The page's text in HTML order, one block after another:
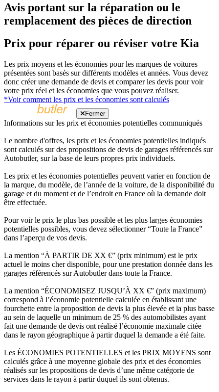
Avis portant sur la réparation ou le
remplacement des pièces de direction
Prix pour réparer ou réviser votre Kia
Les prix moyens et les économies pour les marques de voitures
présentées sont basés sur différents modèles et années. Vous devez
donc créer une demande de devis et comparer les devis pour voir
votre prix réel et les économies que vous pouvez réaliser.
*Voir comment les prix et les économies sont calculés
Fermer
Informations sur les prix et économies potentielles communiqués
Le nombre d'offres, les prix et les économies potentielles indiqués
sont calculés sur des propositions de devis de garages référencés sur
Autobutler, sur la base de leurs propres prix individuels.
Les prix et les économies potentielles peuvent varier en fonction de
la marque, du modèle, de l’année de la voiture, de la disponibilité du
garage et du moment et de l’endroit en France où la demande doit
être effectuée.
Pour voir le prix le plus bas possible et les plus larges économies
potentielles possibles, vous devez sélectionner “Toute la France”
dans l’aperçu de vos devis.
La mention “À PARTIR DE XX €” (prix minimum) est le prix
actuel le moins cher disponible, pour une prestation donnée dans les
garages référencés sur Autobutler dans toute la France.
La mention “ÉCONOMISEZ JUSQU’À XX €” (prix maximum)
correspond à l’économie potentielle calculée en établissant une
fourchette entre la proposition de devis la plus élevée et la plus basse
au sein de laquelle un minimum de 25 % des automobilistes ayant
fait une demande de devis ont réalisé l’économie maximale citée
dans le rayon géographique à partir duquel la demande a été faite.
Les ÉCONOMIES POTENTIELLES et les PRIX MOYENS sont
calculés grâce à une moyenne globale des prix et des économies
réalisés sur les propositions de devis d’une même catégorie de
services dans le rayon à partir duquel ils sont obtenus.